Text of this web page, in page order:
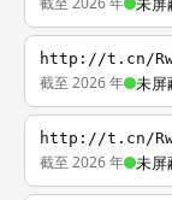
http://t.cn/
截至 2026 年 未屏
http://t.cn/
截至 2026 年 未屏